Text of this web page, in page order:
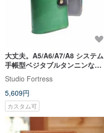
大丈夫。A5/A6/A7/A8 システム
手帳型ベジタブルタンニンなめ
し本革ノート
Studio Fortress
5,609円
カスタム可